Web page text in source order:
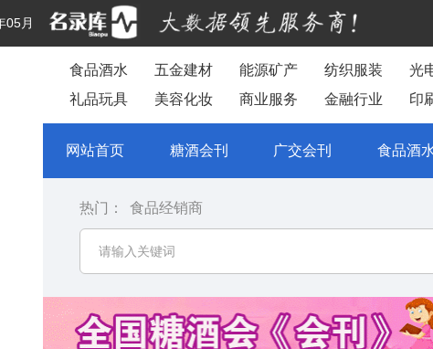
05月
食品酒水 五金建材 能源矿产 纺织服装 光
礼品玩具
美容化妆 商业服务 金融行业 印
网站首页 糖酒会刊 广交会刊 食品酒
热门： 食品经销商